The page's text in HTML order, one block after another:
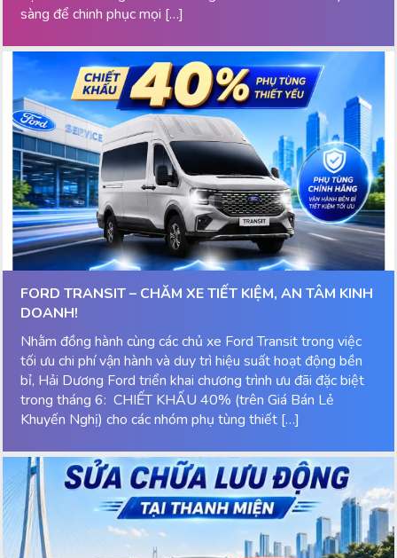
sàng để chinh phục mọi […]
FORD TRANSIT – CHĂM XE TIẾT KIỆM, AN TÂM KINH
DOANH!
Nhằm đồng hành cùng các chủ xe Ford Transit trong việc
tối ưu chi phí vận hành và duy trì hiệu suất hoạt động bền
bỉ, Hải Dương Ford triển khai chương trình ưu đãi đặc biệt
trong tháng 6: CHIẾT KHẤU 40% (trên Giá Bán Lẻ
Khuyến Nghị) cho các nhóm phụ tùng thiết […]